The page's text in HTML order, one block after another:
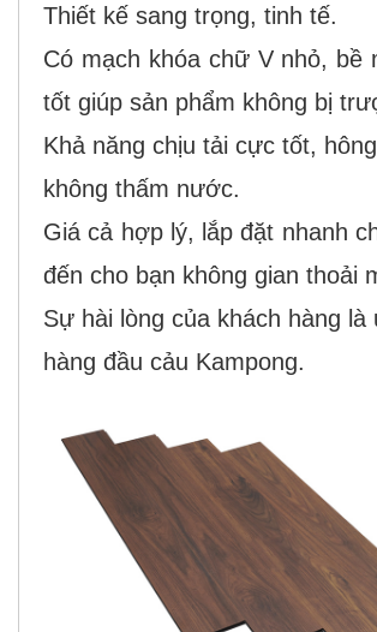
Thiết kế sang trọng, tinh tế.
Có mạch khóa chữ V nhỏ, bề
tốt giúp sản phẩm không bị
Khả năng chịu tải cực tốt,
không thấm nước.
Giá cả hợp lý, lắp đặt nhanh
đến cho bạn không gian thoải
Sự hài lòng của khách hàng là
hàng đầu cảu Kampong.